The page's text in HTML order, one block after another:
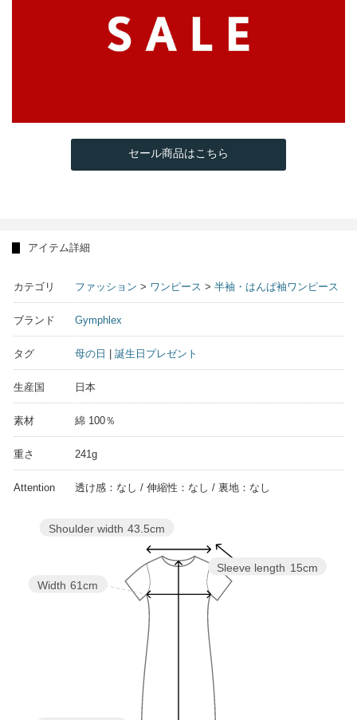
セール商品はこちら
アイテム詳細
カテゴリ ファッション > ワンピース > 半袖・はんぱ袖ワンピース
ブランド Gymphlex
タグ 母の日 誕生日プレゼント
生産国 日本
素材 綿 100％
重さ 241g
Attention 透け感：なし / 伸縮性：なし / 裏地：なし
Sleeve length 15cm
Width 61cm
Shoulder width 43.5cm